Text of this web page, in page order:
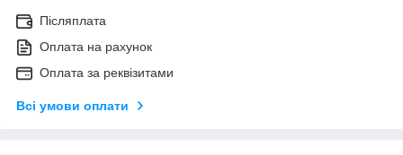
Післяплата
Оплата на рахунок
Оплата за реквізитами
Всі умови оплати